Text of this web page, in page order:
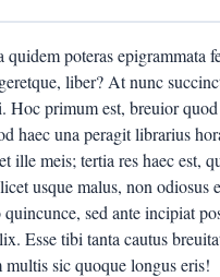
quidem poteras epigrammata
liber? At nunc
Hoc primum est, breuior
haec una peragit librarius
ille meis; tertia res haec est,
usque malus, non odiosus
sed ante incipiat
Esse tibi tanta cautus
sic quoque longus eris!